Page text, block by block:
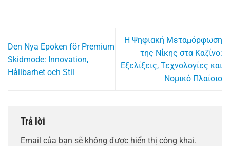
Den Nya Epoken för Premium
Skidmode: Innovation,
Hållbarhet och Stil
Η Ψηφιακή Μεταμόρφωση
της Νίκης στα Καζίνο:
Εξελίξεις, Τεχνολογίες και
Νομικό Πλαίσιο
Trả lời
Email của bạn sẽ không được hiển thị công khai.